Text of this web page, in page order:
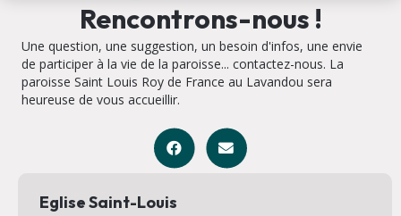
Rencontrons-nous !
Une question, une suggestion, un besoin d'infos, une envie
de participer à la vie de la paroisse... contactez-nous. La
paroisse Saint Louis Roy de France au Lavandou sera
heureuse de vous accueillir.
Eglise Saint-Louis